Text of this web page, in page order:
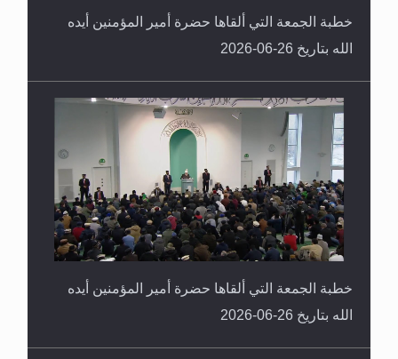
خطبة الجمعة التي ألقاها حضرة أمير المؤمنين أيده
الله بتاريخ 26-06-2026
خطبة الجمعة التي ألقاها حضرة أمير المؤمنين أيده
الله بتاريخ 26-06-2026